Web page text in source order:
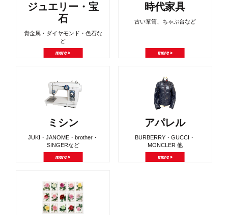
ジュエリー・宝
石
貴金属・ダイヤモンド・色石な
ど
more >
時代家具
古い箪笥、ちゃぶ台など
more >
ミシン
JUKI・JANOME・brother・
SINGERなど
more >
アパレル
BURBERRY・GUCCI・
MONCLER 他
more >